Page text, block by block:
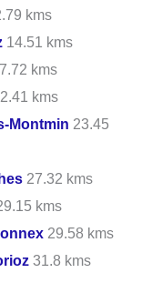
kms
14.51 kms
kms
kms
Montmin 23.45
27.32 kms
kms
29.58 kms
31.8 kms